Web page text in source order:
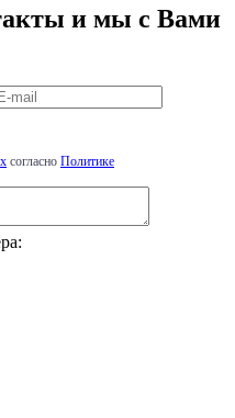
и мы с Вами
согласно Политике